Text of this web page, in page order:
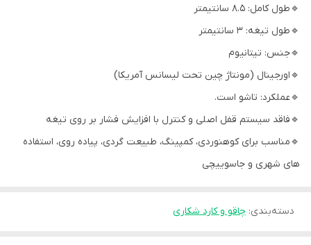
🔹طول کامل: 8.5 سانتیمتر
🔹طول تیغه: 3 سانتیمتر
🔹جنس: تیتانیوم
🔹اورجینال (مونتاژ چین تحت لیسانس آمریکا)
🔹عملکرد: تاشو است.
🔹فاقد سیستم قفل اصلی و کنترل با افزایش فشار بر روی تیغه
🔹مناسب برای کوهنوردی، کمپینگ، طبیعت گردی، پیاده روی، استفاده
های شهری و جاسوییچی
دسته‌بندی: چاقو و کارد شکاری